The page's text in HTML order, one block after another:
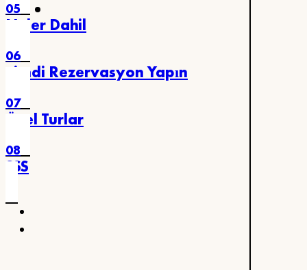
05
Neler Dahil
06
Şimdi Rezervasyon Yapın
07
Özel Turlar
08
SSS